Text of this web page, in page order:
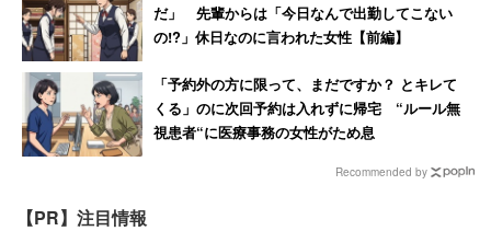
だ」 先輩からは「今日なんで出勤してこない
の!?」休日なのに言われた女性【前編】
「予約外の方に限って、まだですか？ とキレて
くる」のに次回予約は入れずに帰宅 “ルール無
視患者“に医療事務の女性がため息
Recommended by
【PR】注目情報